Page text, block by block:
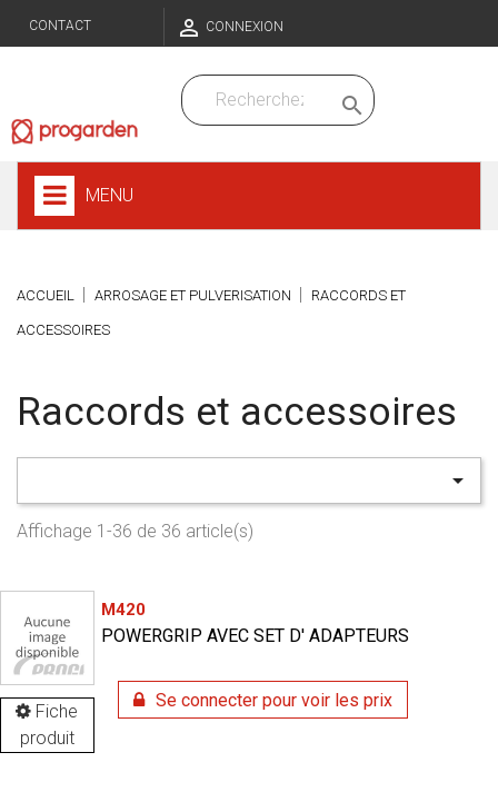
CONTACT  CONNEXION

MENU
ACCUEIL ARROSAGE ET PULVERISATION RACCORDS ET
ACCESSOIRES
Raccords et accessoires

Affichage 1-36 de 36 article(s)
Fiche
produit
M420
POWERGRIP AVEC SET D' ADAPTEURS
Se connecter pour voir les prix